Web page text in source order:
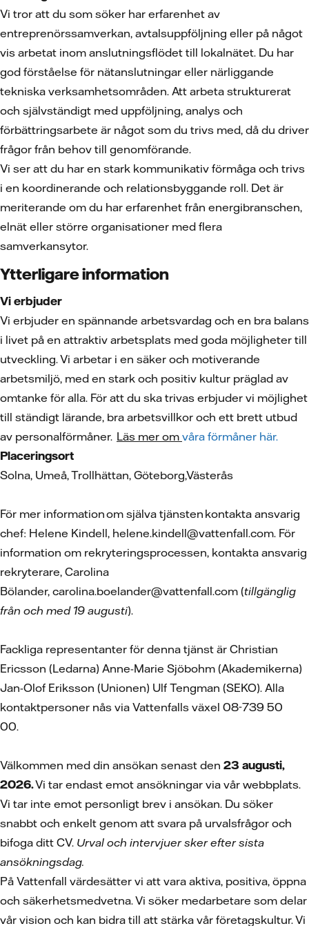
Vi tror att du som söker har erfarenhet av
entreprenörssamverkan, avtalsuppföljning eller på något
vis arbetat inom anslutningsflödet till lokalnätet. Du har
god förståelse för nätanslutningar eller närliggande
tekniska verksamhetsområden. Att arbeta strukturerat
och självständigt med uppföljning, analys och
förbättringsarbete är något som du trivs med, då du driver
frågor från behov till genomförande.
Vi ser att du har en stark kommunikativ förmåga och trivs
i en koordinerande och relationsbyggande roll. Det är
meriterande om du har erfarenhet från energibranschen,
elnät eller större organisationer med flera
samverkansytor.
Ytterligare information
Vi erbjuder
Vi erbjuder en spännande arbetsvardag och en bra balans
i livet på en attraktiv arbetsplats med goda möjligheter till
utveckling. Vi arbetar i en säker och motiverande
arbetsmiljö, med en stark och positiv kultur präglad av
omtanke för alla. För att du ska trivas erbjuder vi möjlighet
till ständigt lärande, bra arbetsvillkor och ett brett utbud
av personalförmåner. Läs mer om våra förmåner här.
Placeringsort
Solna, Umeå, Trollhättan, Göteborg,Västerås
För mer information om själva tjänsten kontakta ansvarig
chef: Helene Kindell, helene.kindell@vattenfall.com. För
information om rekryteringsprocessen, kontakta ansvarig
rekryterare, Carolina
Bölander, carolina.boelander@vattenfall.com (tillgänglig
från och med 19 augusti).
Fackliga representanter för denna tjänst är Christian
Ericsson (Ledarna) Anne-Marie Sjöbohm (Akademikerna)
Jan-Olof Eriksson (Unionen) Ulf Tengman (SEKO). Alla
kontaktpersoner nås via Vattenfalls växel 08-739 50
00.
Välkommen med din ansökan senast den 23 augusti,
2026.Vi tar endast emot ansökningar via vår webbplats.
Vi tar inte emot personligt brev i ansökan. Du söker
snabbt och enkelt genom att svara på urvalsfrågor och
bifoga ditt CV. Urval och intervjuer sker efter sista
ansökningsdag.
På Vattenfall värdesätter vi att vara aktiva, positiva, öppna
och säkerhetsmedvetna. Vi söker medarbetare som delar
vår vision och kan bidra till att stärka vår företagskultur. Vi